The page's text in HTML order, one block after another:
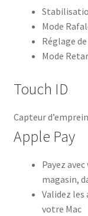
Mode
Réglage
Mode
Touch ID
Capteur
Apple Pay
Payez
magasin,
Validez les
votre Mac